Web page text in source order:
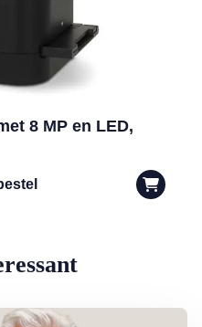
8 MP en LED,
Samen staan we sterk